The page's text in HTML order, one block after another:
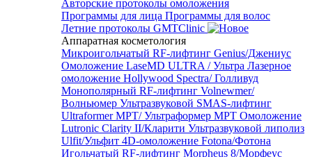
Авторские протоколы омоложения
Программы для лица Программы для волос
Летние протоколы GMTClinic
Аппаратная косметология
Микроигольчатый RF-лифтинг Genius/Джениус
Омоложение LaseMD ULTRA / Ультра Лазерное
омоложение Hollywood Spectra/ Голливуд
Монополярный RF-лифтинг Volnewmer/
Волньюмер Ультразвуковой SMAS-лифтинг
Ultraformer MPT/ Ультраформер MPT Омоложение
Lutronic Clarity II/Кларити Ультразвуковой липолиз
Ulfit/Ульфит 4D-омоложение Fotona/Фотона
Игольчатый RF-лифтинг Morpheus 8/Морфеус